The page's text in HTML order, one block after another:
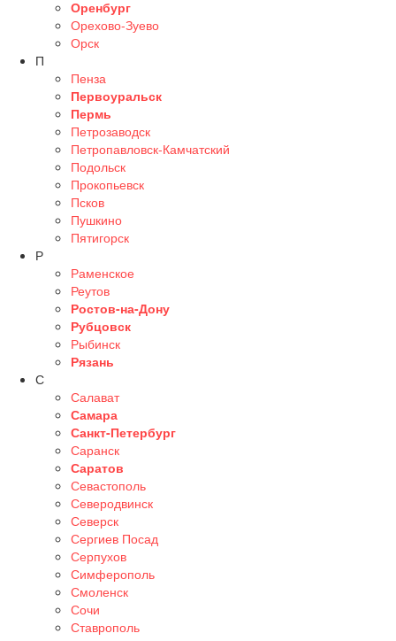
Оренбург
Орехово-Зуево
Орск
П
Пенза
Первоуральск
Пермь
Петрозаводск
Петропавловск-Камчатский
Подольск
Прокопьевск
Псков
Пушкино
Пятигорск
Р
Раменское
Реутов
Ростов-на-Дону
Рубцовск
Рыбинск
Рязань
С
Салават
Самара
Санкт-Петербург
Саранск
Саратов
Севастополь
Северодвинск
Северск
Сергиев Посад
Серпухов
Симферополь
Смоленск
Сочи
Ставрополь